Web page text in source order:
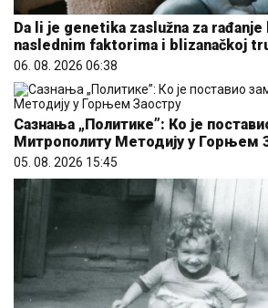
Da li je genetika zaslužna za
naslednim faktorima i blizanačkoj
06. 08. 2026 06:38
Сазнања „Политике”: Ко је
Митрополиту Методију у Горњем
05. 08. 2026 15:45